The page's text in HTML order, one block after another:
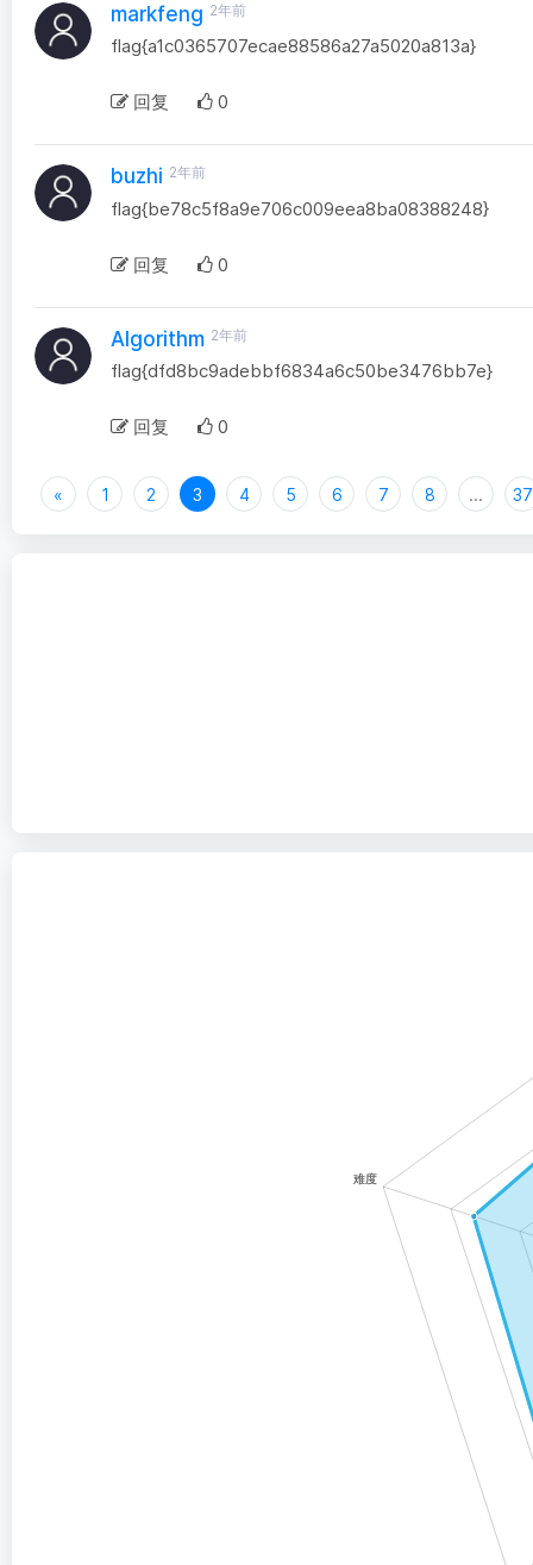
markfeng 2年前
flag{a1c0365707ecae88586a27a5020a813a}
回复 0
buzhi 2年前
flag{be78c5f8a9e706c009eea8ba08388248}
回复 0
Algorithm 2年前
flag{dfd8bc9adebbf6834a6c50be3476bb7e}
回复 0
« 1 2 3 4 5 6 7 8 ... 37